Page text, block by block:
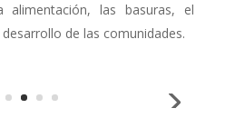
alimentación, las basuras, el
de las comunidades.